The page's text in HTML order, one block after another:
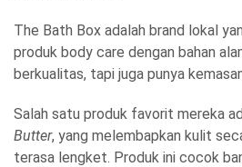
The Bath Box adalah brand lokal
produk body care dengan bahan
berkualitas, tapi juga punya
Salah satu produk favorit mereka
Butter, yang melembapkan kulit
terasa lengket. Produk ini cocok